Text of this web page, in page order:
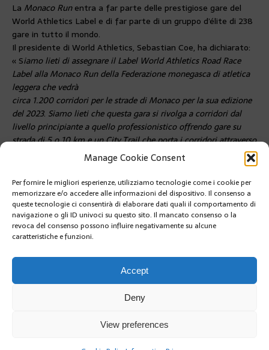
Manage Cookie Consent
Per fornire le migliori esperienze, utilizziamo tecnologie come i cookie per
memorizzare e/o accedere alle informazioni del dispositivo. Il consenso a
queste tecnologie ci consentirà di elaborare dati quali il comportamento di
navigazione o gli ID univoci su questo sito. Il mancato consenso o la
revoca del consenso possono influire negativamente su alcune
caratteristiche e funzioni.
Accept
Deny
View preferences
La Monaco Runentra a far parte delle prestigiose gare del
World Athletics Label e di far parte di un gruppo d’élite di 238
gare in tutto il mondo.
Il presidente di World Athletics, Sebastian Coe, ha dichiarato:
« Siamo lieti di assegnare il Label World Athletics Road Race
Label alla Monaco Run della Federazione monegasca di atletica
leggera che vedrà
circa 1.200 corridori per le strade di Monaco per la sua edizione
del 2023. Siamo lieti che questa gara si rivolga a corridori dal
livello principiante a quello professionistico offrendo gare su
strada di 5 o 10 km e un City Trail che porta i corridori attraverso
alcune delle strade più belle del mondo e che termina su
l’iconico Port Hercule di Monaco ».
PRÉCÉDENT
BASKET: ANCORA UNO STOP PER MONACO A
BELGRADO